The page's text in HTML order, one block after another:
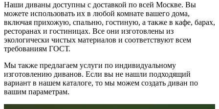
Наши диваны доступны с доставкой по всей Москве. Вы
можете использовать их в любой комнате вашего дома,
включая прихожую, спальню, гостиную, а также в кафе, барах,
ресторанах и гостиницах. Все они изготовлены из
экологически чистых материалов и соответствуют всем
требованиям ГОСТ.
Мы также предлагаем услуги по индивидуальному
изготовлению диванов. Если вы не нашли подходящий
вариант в нашем каталоге, то мы можем создать диван по
вашим параметрам.